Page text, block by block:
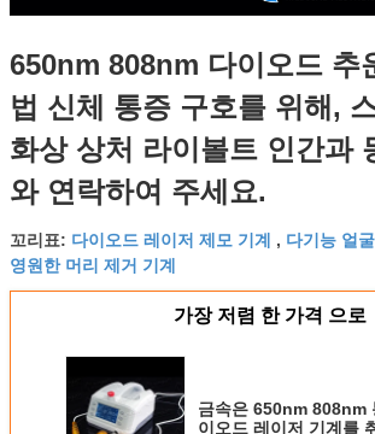
650nm 808nm 다이오드 추
법 신체 통증 구호를 위해,
화상 상처 라이볼트 인간과
와 연락하여 주세요.
꼬리표: 다이오드 레이저 제모 기계 , 다기능 얼
영원한 머리 제거 기계
가장 저렴 한 가격 으로
금속은 650nm 808nm
이오드 레이저 기계를